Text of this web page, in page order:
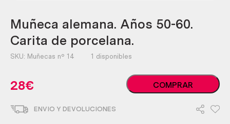
Muñeca alemana. Años 50-60.
Carita de porcelana.
SKU: Muñecas nº 14 1 disponibles
28€
Muñeca
alemana.
COMPRAR
ENVIO Y DEVOLUCIONES